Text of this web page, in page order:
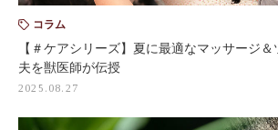
コラム
【＃ケアシリーズ】夏に最適なマッサージ
夫を獣医師が伝授
2025.08.27